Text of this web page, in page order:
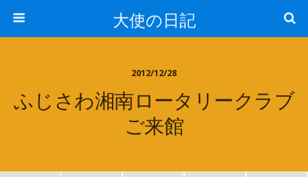
大使の日記
2012/12/28
ふじさわ湘南ロータリークラブ
ご来館